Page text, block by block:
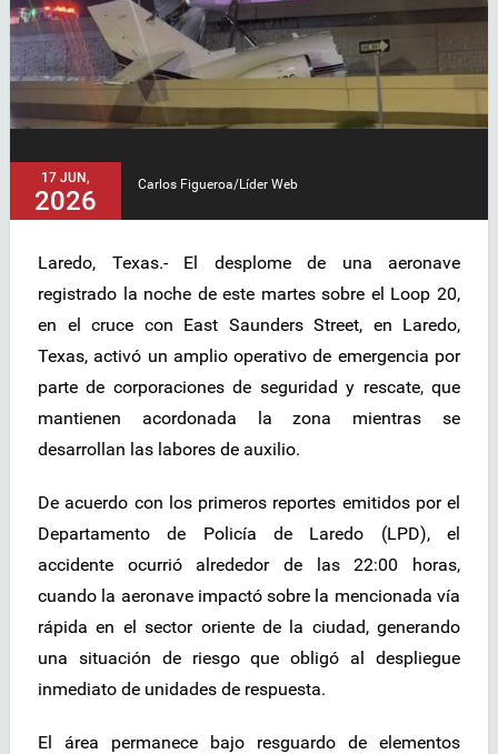
17 JUN,
2026
Carlos Figueroa/Líder Web
Laredo, Texas.- El desplome de una aeronave
registrado la noche de este martes sobre el Loop 20,
en el cruce con East Saunders Street, en Laredo,
Texas, activó un amplio operativo de emergencia por
parte de corporaciones de seguridad y rescate, que
mantienen acordonada la zona mientras se
desarrollan las labores de auxilio.
De acuerdo con los primeros reportes emitidos por el
Departamento de Policía de Laredo (LPD), el
accidente ocurrió alrededor de las 22:00 horas,
cuando la aeronave impactó sobre la mencionada vía
rápida en el sector oriente de la ciudad, generando
una situación de riesgo que obligó al despliegue
inmediato de unidades de respuesta.
El área permanece bajo resguardo de elementos